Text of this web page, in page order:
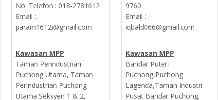
No. Telefon : 018-2781612
Email :
param1612i@gmail.com
Kawasan MPP
Taman Perindustrian
Puchong Utama, Taman
Perindustrian Puchong
Utama Seksyen 1 & 2,
9760
Email :
iqbald066@gmail.com
Kawasan MPP
Bandar Puteri
Puchong,Puchong
Lagenda,Taman Industri
Pusat Bandar Puchong,